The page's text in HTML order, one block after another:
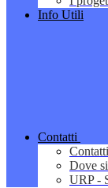
Info Utili
Contatti
Contatti
Dove
URP -